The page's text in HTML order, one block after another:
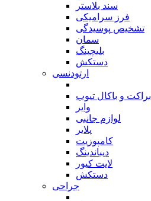
سند بلاستر
فرز سرامیکی
تشخیص پوسیدگی
سمان
بلیچینگ
دستکش
ارتودنسی
براکت و باکال تیوب
وایر
لوازم جانبی
پلایر
کامپوزیت
دیباندینگ
لایت کیور
دستکش
جراحی